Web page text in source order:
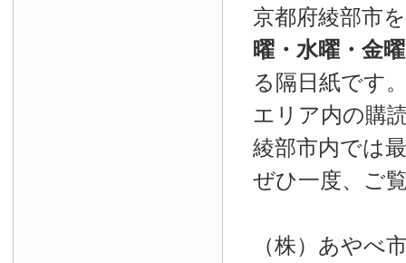
京都府綾部市
曜・水曜・金
る隔日紙です
エリア内の購
綾部市内では
ぜひ一度、ご
（株）あやべ